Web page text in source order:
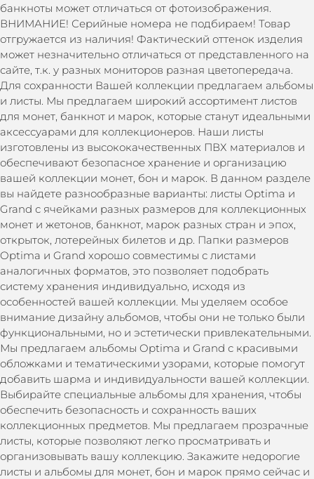
банкноты может отличаться от фотоизображения.
ВНИМАНИЕ! Серийные номера не подбираем! Товар
отгружается из наличия! Фактический оттенок изделия
может незначительно отличаться от представленного на
сайте, т.к. у разных мониторов разная цветопередача.
Для сохранности Вашей коллекции предлагаем альбомы
и листы. Мы предлагаем широкий ассортимент листов
для монет, банкнот и марок, которые станут идеальными
аксессуарами для коллекционеров. Наши листы
изготовлены из высококачественных ПВХ материалов и
обеспечивают безопасное хранение и организацию
вашей коллекции монет, бон и марок. В данном разделе
вы найдете разнообразные варианты: листы Optima и
Grand с ячейками разных размеров для коллекционных
монет и жетонов, банкнот, марок разных стран и эпох,
открыток, лотерейных билетов и др. Папки размеров
Optima и Grand хорошо совместимы с листами
аналогичных форматов, это позволяет подобрать
систему хранения индивидуально, исходя из
особенностей вашей коллекции. Мы уделяем особое
внимание дизайну альбомов, чтобы они не только были
функциональными, но и эстетически привлекательными.
Мы предлагаем альбомы Optima и Grand с красивыми
обложками и тематическими узорами, которые помогут
добавить шарма и индивидуальности вашей коллекции.
Выбирайте специальные альбомы для хранения, чтобы
обеспечить безопасность и сохранность ваших
коллекционных предметов. Мы предлагаем прозрачные
листы, которые позволяют легко просматривать и
организовывать вашу коллекцию. Закажите недорогие
листы и альбомы для монет, бон и марок прямо сейчас и